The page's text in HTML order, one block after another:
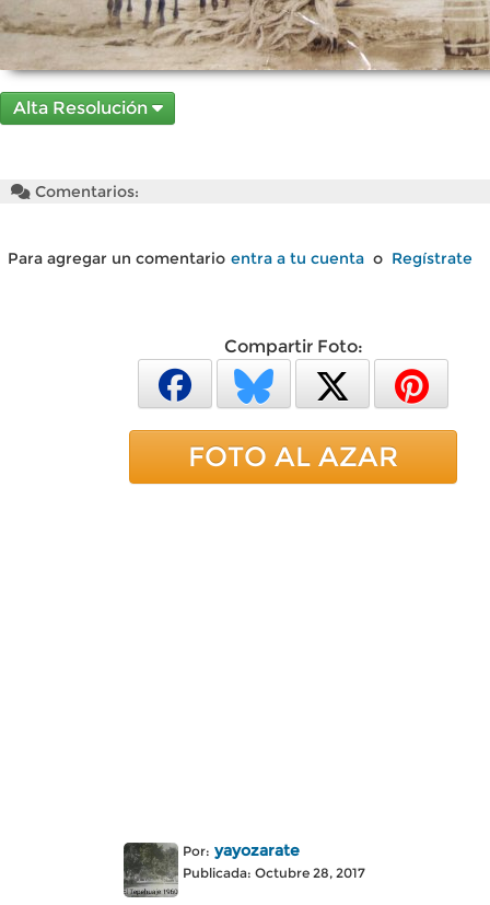
Alta Resolución
Comentarios:
Para agregar un comentario entra a tu cuenta o Regístrate
Compartir Foto:
FOTO AL AZAR
Por: yayozarate
Publicada: Octubre 28, 2017